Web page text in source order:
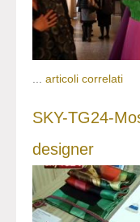
articoli correlati
SKY-TG24-
designer